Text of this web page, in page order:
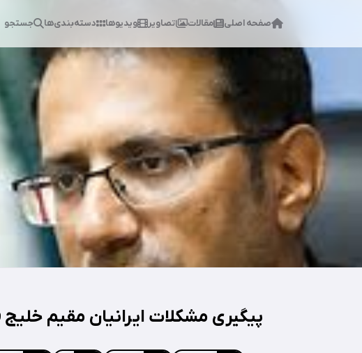
صفحه اصلی مقالات تصاویر ویدیوها دسته‌بندی‌ها جستجو
پیگیری مشکلات ایرانیان مقیم